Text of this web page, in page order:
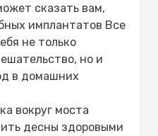
сказать вам,
имплантатов Все
не только
но и
в домашних
вокруг моста
десны здоровыми